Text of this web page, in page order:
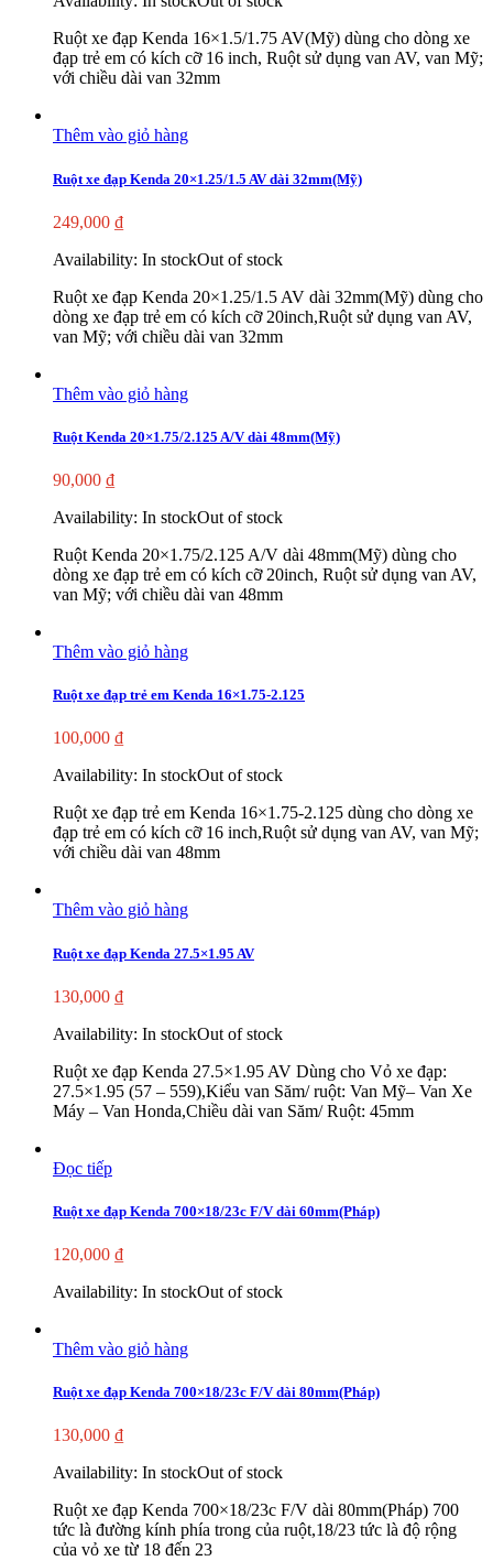
Ruột xe đạp Kenda 16×1.5/1.75 AV(Mỹ) dùng cho dòng xe
đạp trẻ em có kích cỡ 16 inch, Ruột sử dụng van AV, van Mỹ;
với chiều dài van 32mm
Thêm vào giỏ hàng
Ruột xe đạp Kenda 20×1.25/1.5 AV dài 32mm(Mỹ)
249,000 ₫
Availability: In stockOut of stock
Ruột xe đạp Kenda 20×1.25/1.5 AV dài 32mm(Mỹ) dùng cho
dòng xe đạp trẻ em có kích cỡ 20inch,Ruột sử dụng van AV,
van Mỹ; với chiều dài van 32mm
Thêm vào giỏ hàng
Ruột Kenda 20×1.75/2.125 A/V dài 48mm(Mỹ)
90,000 ₫
Availability: In stockOut of stock
Ruột Kenda 20×1.75/2.125 A/V dài 48mm(Mỹ) dùng cho
dòng xe đạp trẻ em có kích cỡ 20inch, Ruột sử dụng van AV,
van Mỹ; với chiều dài van 48mm
Thêm vào giỏ hàng
Ruột xe đạp trẻ em Kenda 16×1.75-2.125
100,000 ₫
Availability: In stockOut of stock
Ruột xe đạp trẻ em Kenda 16×1.75-2.125 dùng cho dòng xe
đạp trẻ em có kích cỡ 16 inch,Ruột sử dụng van AV, van Mỹ;
với chiều dài van 48mm
Thêm vào giỏ hàng
Ruột xe đạp Kenda 27.5×1.95 AV
130,000 ₫
Availability: In stockOut of stock
Ruột xe đạp Kenda 27.5×1.95 AV Dùng cho Vỏ xe đạp:
27.5×1.95 (57 – 559),Kiểu van Săm/ ruột: Van Mỹ– Van Xe
Máy – Van Honda,Chiều dài van Săm/ Ruột: 45mm
Đọc tiếp
Ruột xe đạp Kenda 700×18/23c F/V dài 60mm(Pháp)
120,000 ₫
Availability: In stockOut of stock
Thêm vào giỏ hàng
Ruột xe đạp Kenda 700×18/23c F/V dài 80mm(Pháp)
130,000 ₫
Availability: In stockOut of stock
Ruột xe đạp Kenda 700×18/23c F/V dài 80mm(Pháp) 700
tức là đường kính phía trong của ruột,18/23 tức là độ rộng
của vỏ xe từ 18 đến 23